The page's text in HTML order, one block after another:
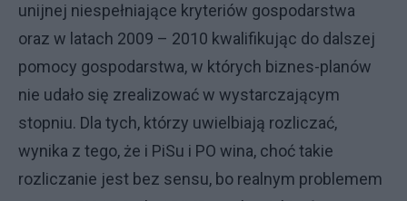
unijnej niespełniające kryteriów gospodarstwa
oraz w latach 2009 – 2010 kwalifikując do dalszej
pomocy gospodarstwa, w których biznes-planów
nie udało się zrealizować w wystarczającym
stopniu. Dla tych, którzy uwielbiają rozliczać,
wynika z tego, że i PiSu i PO wina, choć takie
rozliczanie jest bez sensu, bo realnym problemem